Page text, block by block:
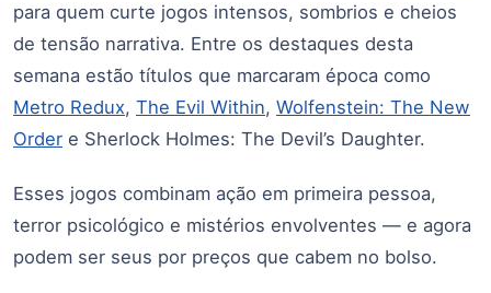
para quem curte jogos intensos, sombrios e cheios
de tensão narrativa. Entre os destaques desta
semana estão títulos que marcaram época como
Metro Redux, The Evil Within, Wolfenstein: The New
Order e Sherlock Holmes: The Devil’s Daughter.
Esses jogos combinam ação em primeira pessoa,
terror psicológico e mistérios envolventes — e agora
podem ser seus por preços que cabem no bolso.